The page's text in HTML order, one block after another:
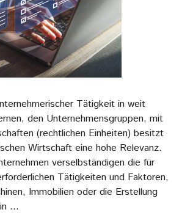
Tätigkeit in weit
den Unternehmensgruppen, mit
(rechtlichen Einheiten) besitzt
Wirtschaft eine hohe Relevanz.
verselbständigen die für
Tätigkeiten und Faktoren,
Immobilien oder die Erstellung
…